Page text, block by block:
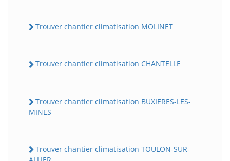
Trouver chantier climatisation MOLINET
Trouver chantier climatisation CHANTELLE
Trouver chantier climatisation BUXIERES-LES-
MINES
Trouver chantier climatisation TOULON-SUR-